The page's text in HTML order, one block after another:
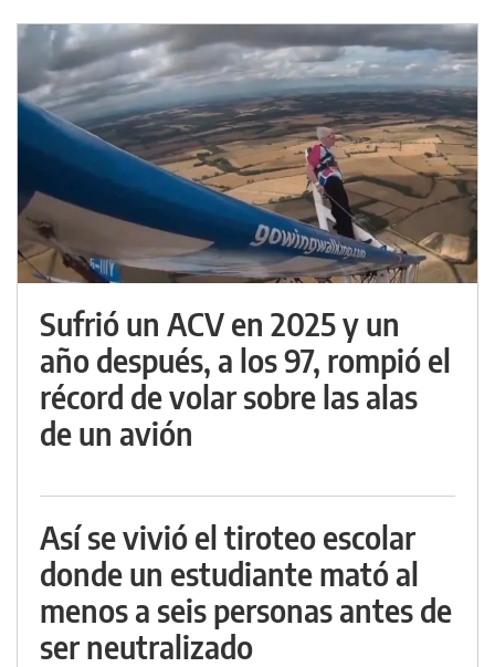
Sufrió un ACV en 2025 y un
año después, a los 97, rompió el
récord de volar sobre las alas
de un avión
Así se vivió el tiroteo escolar
donde un estudiante mató al
menos a seis personas antes de
ser neutralizado